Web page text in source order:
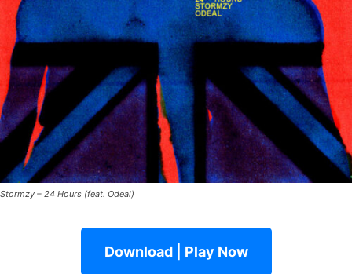
Stormzy – 24 Hours (feat. Odeal)
Download | Play Now